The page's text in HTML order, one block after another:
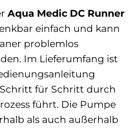
Aqua Medic DC Runner
einfach und kann
problemlos
Im Lieferumfang ist
für Schritt durch
führt. Die Pumpe
als auch außerhalb